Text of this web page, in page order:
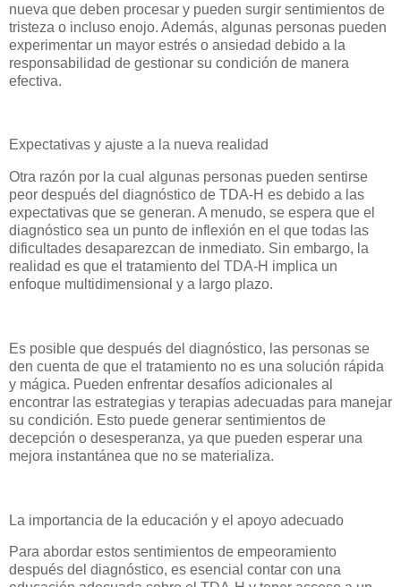
nueva que deben procesar y pueden surgir sentimientos de
tristeza o incluso enojo. Además, algunas personas pueden
experimentar un mayor estrés o ansiedad debido a la
responsabilidad de gestionar su condición de manera
efectiva.
Expectativas y ajuste a la nueva realidad
Otra razón por la cual algunas personas pueden sentirse
peor después del diagnóstico de TDA-H es debido a las
expectativas que se generan. A menudo, se espera que el
diagnóstico sea un punto de inflexión en el que todas las
dificultades desaparezcan de inmediato. Sin embargo, la
realidad es que el tratamiento del TDA-H implica un
enfoque multidimensional y a largo plazo.
Es posible que después del diagnóstico, las personas se
den cuenta de que el tratamiento no es una solución rápida
y mágica. Pueden enfrentar desafíos adicionales al
encontrar las estrategias y terapias adecuadas para manejar
su condición. Esto puede generar sentimientos de
decepción o desesperanza, ya que pueden esperar una
mejora instantánea que no se materializa.
La importancia de la educación y el apoyo adecuado
Para abordar estos sentimientos de empeoramiento
después del diagnóstico, es esencial contar con una